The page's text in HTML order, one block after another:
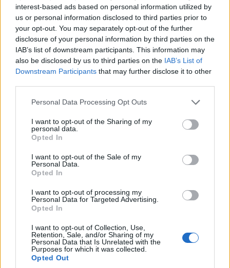
interest-based ads based on personal information utilized by
us or personal information disclosed to third parties prior to
your opt-out. You may separately opt-out of the further
disclosure of your personal information by third parties on the
IAB’s list of downstream participants. This information may
also be disclosed by us to third parties on the IAB’s List of
Downstream Participants that may further disclose it to other
Please note that this website/app uses one or more Google
not limited to your visit or usage behaviour. You may click to
grant or deny consent to Google and its third-party tags to
use your data for below specified purposes in below Google
consent section.
Personal Data Processing Opt Outs
I want to opt-out of the Sharing of my
personal data.
Opted In
I want to opt-out of the Sale of my
Personal Data.
Opted In
I want to opt-out of processing my
Personal Data for Targeted Advertising.
Opted In
I want to opt-out of Collection, Use,
Retention, Sale, and/or Sharing of my
Personal Data that Is Unrelated with the
Purposes for which it was collected.
Opted Out
Címkék: #zyxel #connect and protect plus #wifi6
Drónvédelmi technológiai
társaságot alapít a 4iG csoport
Computerworld |2023 október 3. 14:52
A pilóta nélküli légijármű technológiák
piacra jutása a vállalatcsoporton belül kiemelt
stratégiai terület.